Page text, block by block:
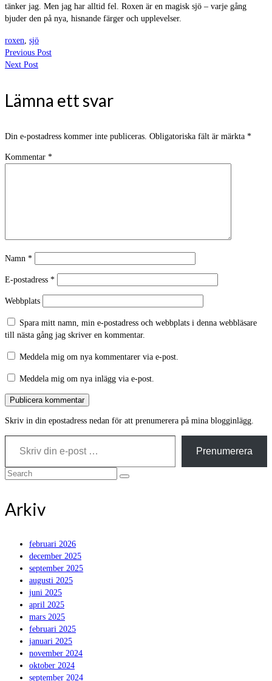
tänker jag. Men jag har alltid fel. Roxen är en magisk sjö – varje gång
bjuder den på nya, hisnande färger och upplevelser.
roxen, sjö
Previous Post
Next Post
Lämna ett svar
Din e-postadress kommer inte publiceras. Obligatoriska fält är märkta *
Kommentar *
Namn *
E-postadress *
Webbplats
Spara mitt namn, min e-postadress och webbplats i denna webbläsare
till nästa gång jag skriver en kommentar.
Meddela mig om nya kommentarer via e-post.
Meddela mig om nya inlägg via e-post.
Skriv in din epostadress nedan för att prenumerera på mina blogginlägg.
Skriv din e-post …
Prenumerera
Search
Arkiv
februari 2026
december 2025
september 2025
augusti 2025
juni 2025
april 2025
mars 2025
februari 2025
januari 2025
november 2024
oktober 2024
september 2024